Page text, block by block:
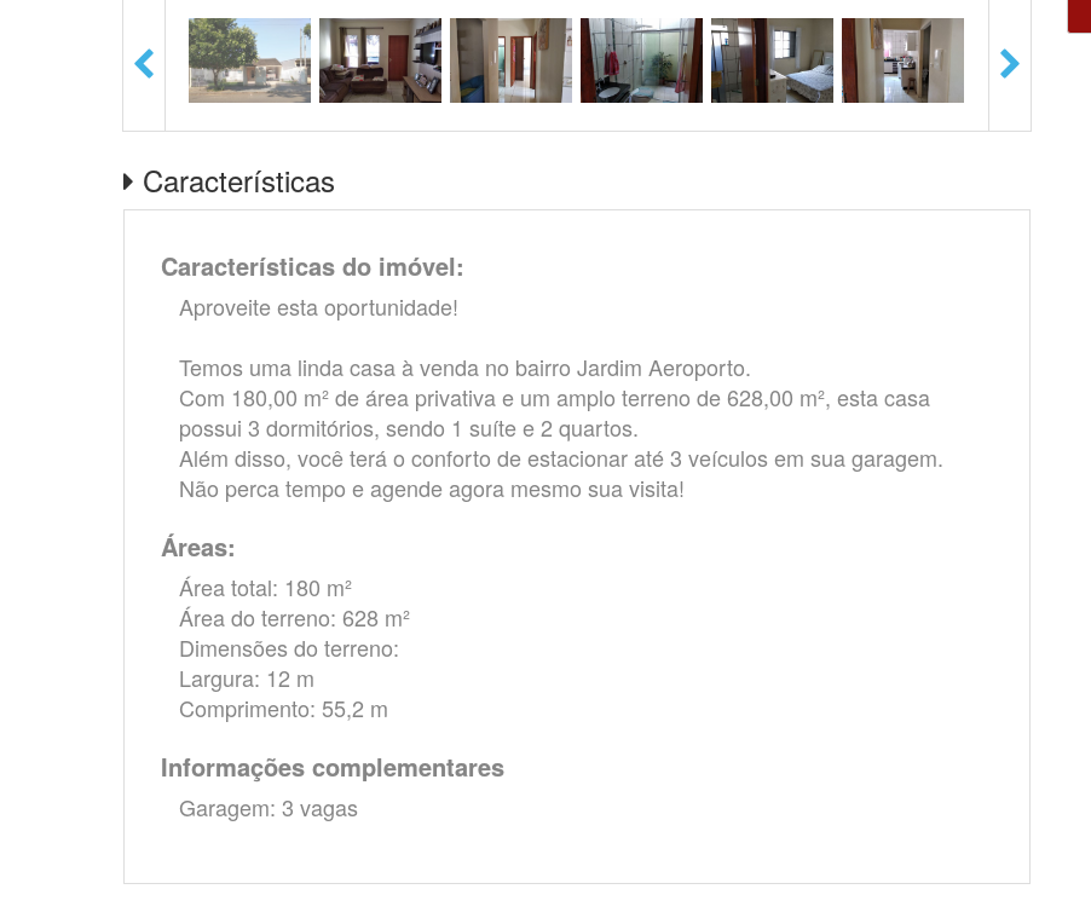
Características
Características do imóvel:
Aproveite esta oportunidade!
Temos uma linda casa à venda no bairro Jardim Aeroporto.
Com 180,00 m² de área privativa e um amplo terreno de 628,00 m², esta casa
possui 3 dormitórios, sendo 1 suíte e 2 quartos.
Além disso, você terá o conforto de estacionar até 3 veículos em sua garagem.
Não perca tempo e agende agora mesmo sua visita!
Áreas:
Área total: 180 m²
Área do terreno: 628 m²
Dimensões do terreno:
Largura: 12 m
Comprimento: 55,2 m
Informações complementares
Garagem: 3 vagas